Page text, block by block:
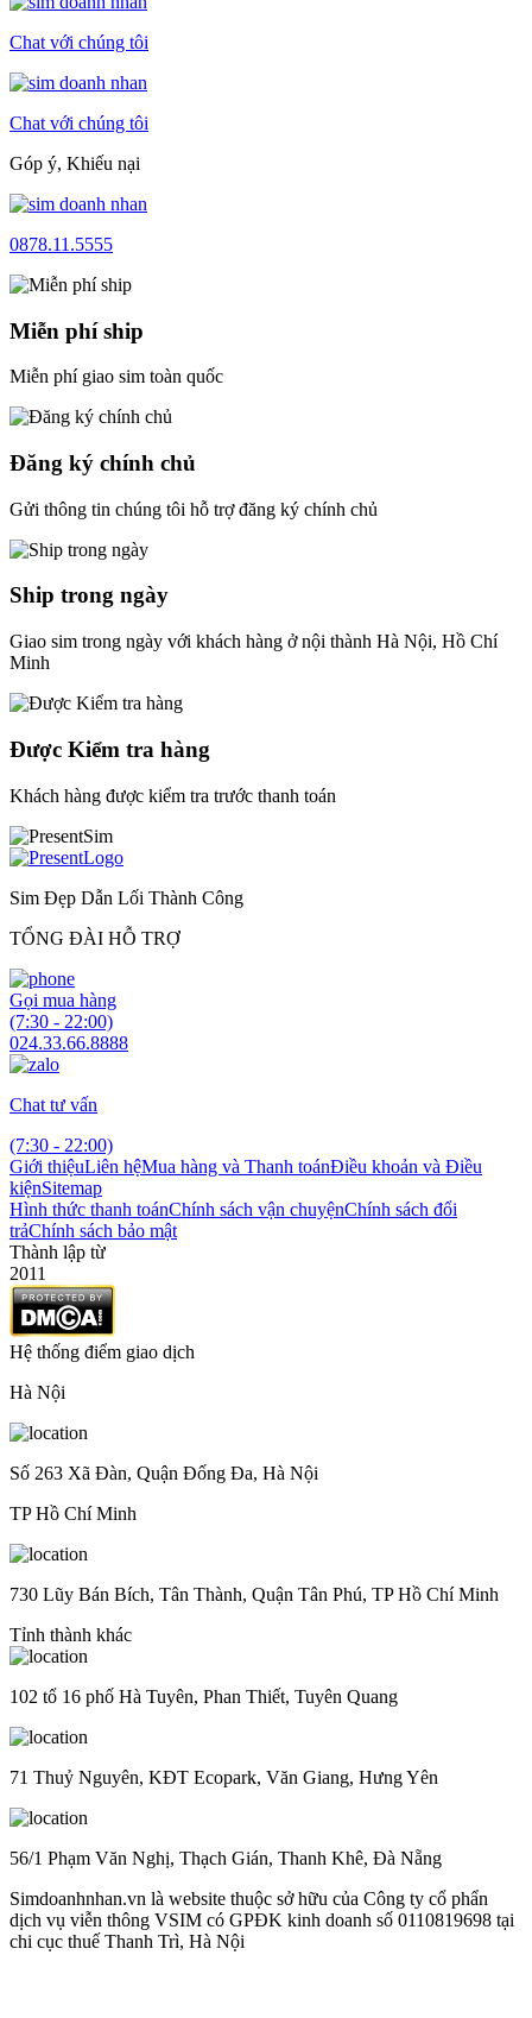
Chat với chúng tôi
Chat với chúng tôi
Góp ý, Khiếu nại
0878.11.5555
Miễn phí ship
Miễn phí giao sim toàn quốc
Đăng ký chính chủ
Gửi thông tin chúng tôi hỗ trợ đăng ký chính chủ
Ship trong ngày
Giao sim trong ngày với khách hàng ở nội thành Hà Nội, Hồ Chí
Minh
Được Kiểm tra hàng
Khách hàng được kiểm tra trước thanh toán
Sim Đẹp Dẫn Lối Thành Công
TỔNG ĐÀI HỖ TRỢ
Gọi mua hàng
(7:30 - 22:00)
024.33.66.8888
Chat tư vấn
(7:30 - 22:00)
Giới thiệuLiên hệMua hàng và Thanh toánĐiều khoản và Điều
kiệnSitemap
Hình thức thanh toánChính sách vận chuyệnChính sách đổi
trảChính sách bảo mật
Thành lập từ
2011
Hệ thống điểm giao dịch
Hà Nội
Số 263 Xã Đàn, Quận Đống Đa, Hà Nội
TP Hồ Chí Minh
730 Lũy Bán Bích, Tân Thành, Quận Tân Phú, TP Hồ Chí Minh
Tỉnh thành khác
102 tổ 16 phố Hà Tuyên, Phan Thiết, Tuyên Quang
71 Thuỷ Nguyên, KĐT Ecopark, Văn Giang, Hưng Yên
56/1 Phạm Văn Nghị, Thạch Gián, Thanh Khê, Đà Nẵng
Simdoanhnhan.vn là website thuộc sở hữu của Công ty cổ phẩn
dịch vụ viễn thông VSIM có GPĐK kinh doanh số 0110819698 tại
chi cục thuế Thanh Trì, Hà Nội